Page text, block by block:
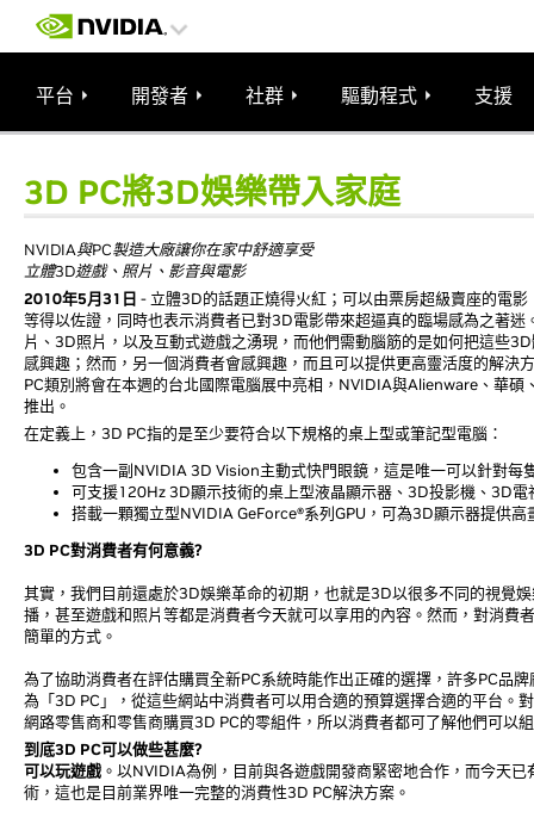
平台 開發者 社群 驅動程式 支援
3D PC將3D娛樂帶入家庭
NVIDIA與PC製造大廠讓你在家中舒適享受
立體3D遊戲、照片、影音與電影
2010年5月31日 - 立體3D的話題正燒得火紅；可以由票房超級賣座的電
等得以佐證，同時也表示消費者已對3D電影帶來超逼真的臨場感為之著
片、3D照片，以及互動式遊戲之湧現，而他們需動腦筋的是如何把這些
感興趣；然而，另一個消費者會感興趣，而且可以提供更高靈活度的解決
PC類別將會在本週的台北國際電腦展中亮相，NVIDIA與Alienware、華
推出。
在定義上，3D PC指的是至少要符合以下規格的桌上型或筆記型電腦：
包含一副NVIDIA 3D Vision主動式快門眼鏡，這是唯一可以針對每
可支援120Hz 3D顯示技術的桌上型液晶顯示器、3D投影機、3D
搭載一顆獨立型NVIDIA GeForce®系列GPU，可為3D顯示器提供高
3D PC對消費者有何意義?
其實，我們目前還處於3D娛樂革命的初期，也就是3D以很多不同的視覺
播，甚至遊戲和照片等都是消費者今天就可以享用的內容。然而，對消費
簡單的方式。
為了協助消費者在評估購買全新PC系統時能作出正確的選擇，許多PC品
為「3D PC」，從這些網站中消費者可以用合適的預算選擇合適的平台。
網路零售商和零售商購買3D PC的零組件，所以消費者都可了解他們可以
到底3D PC可以做些甚麼?
可以玩遊戲 。以NVIDIA為例，目前與各遊戲開發商緊密地合作，而今天
術，這也是目前業界唯一完整的消費性3D PC解決方案。